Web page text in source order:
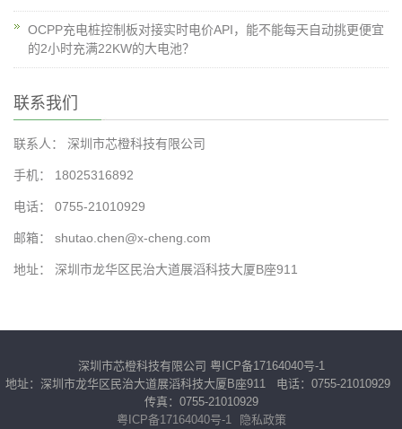
OCPP充电桩控制板对接实时电价API，能不能每天自动挑更便宜
的2小时充满22KW的大电池？
联系我们
联系人： 深圳市芯橙科技有限公司
手机： 18025316892
电话： 0755-21010929
邮箱： shutao.chen@x-cheng.com
地址： 深圳市龙华区民治大道展滔科技大厦B座911
深圳市芯橙科技有限公司 粤ICP备17164040号-1
地址：深圳市龙华区民治大道展滔科技大厦B座911 电话：0755-21010929
传真：0755-21010929
粤ICP备17164040号-1
隐私政策